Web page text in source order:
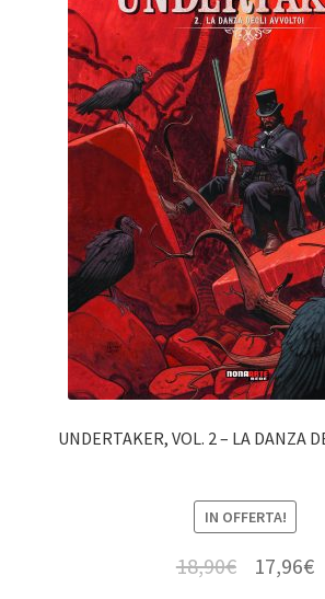
UNDERTAKER, VOL. 2 – LA DANZA
IN OFFERTA!
18,90€ 17,96€